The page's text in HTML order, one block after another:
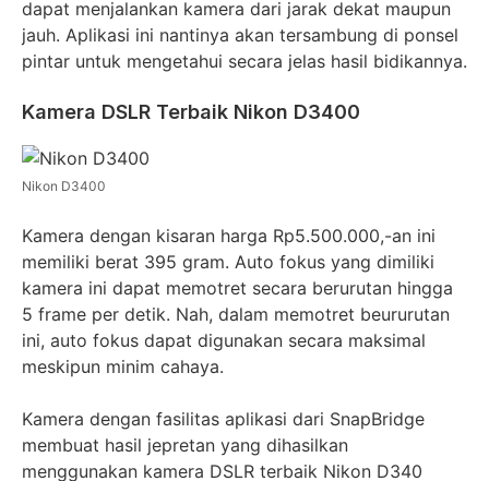
dapat menjalankan kamera dari jarak dekat maupun
jauh. Aplikasi ini nantinya akan tersambung di ponsel
pintar untuk mengetahui secara jelas hasil bidikannya.
Kamera DSLR Terbaik Nikon D3400
Nikon D3400
Kamera dengan kisaran harga Rp5.500.000,-an ini
memiliki berat 395 gram. Auto fokus yang dimiliki
kamera ini dapat memotret secara berurutan hingga
5 frame per detik. Nah, dalam memotret beururutan
ini, auto fokus dapat digunakan secara maksimal
meskipun minim cahaya.
Kamera dengan fasilitas aplikasi dari SnapBridge
membuat hasil jepretan yang dihasilkan
menggunakan kamera DSLR terbaik Nikon D340